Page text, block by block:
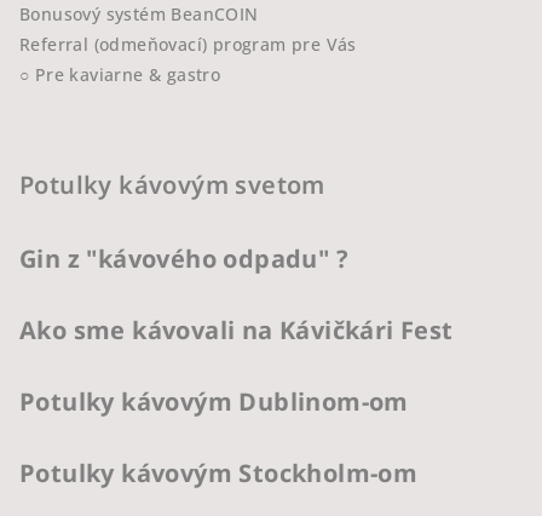
Bonusový systém BeanCOIN
Referral (odmeňovací) program pre Vás
○ Pre kaviarne & gastro
Potulky kávovým svetom
Gin z "kávového odpadu" ?
Ako sme kávovali na Kávičkári Fest
Potulky kávovým Dublinom-om
Potulky kávovým Stockholm-om